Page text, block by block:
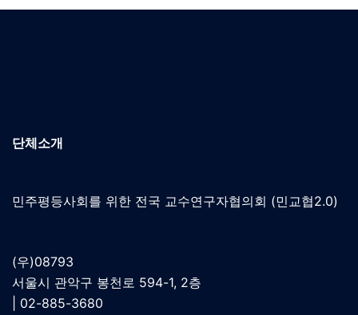
단체소개
민주평등사회를 위한 전국 교수연구자협의회 (민교협2.0)
(우)08793
서울시 관악구 봉천로 594-1, 2층
| 02-885-3680